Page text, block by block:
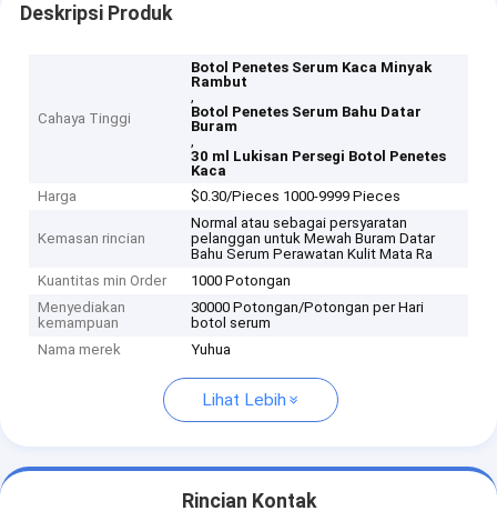
Deskripsi Produk
Cahaya Tinggi
Botol Penetes Serum Kaca Minyak
Rambut
,
Botol Penetes Serum Bahu Datar
Buram
,
30 ml Lukisan Persegi Botol Penetes
Kaca
Harga
$0.30/Pieces 1000-9999 Pieces
Kemasan rincian
Normal atau sebagai persyaratan
pelanggan untuk Mewah Buram Datar
Bahu Serum Perawatan Kulit Mata Ra
Kuantitas min Order
1000 Potongan
Menyediakan
kemampuan
30000 Potongan/Potongan per Hari
botol serum
Nama merek
Yuhua
Lihat Lebih
Rincian Kontak